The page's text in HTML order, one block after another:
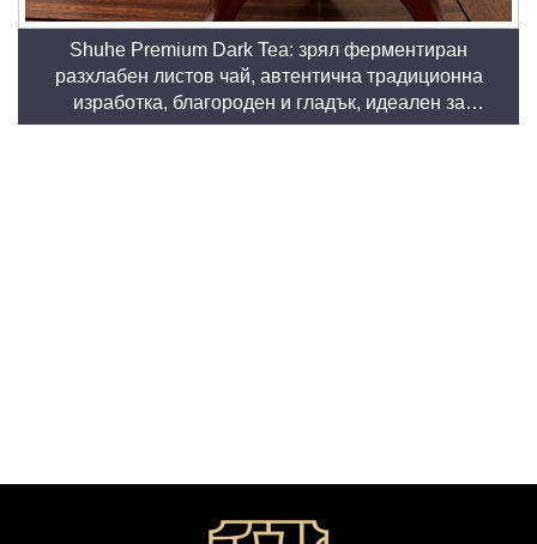
Shuhe Premium Dark Tea: зрял ферментиран
разхлабен листов чай, автентична традиционна
изработка, благороден и гладък, идеален за
храносмилане и релаксация, естествен